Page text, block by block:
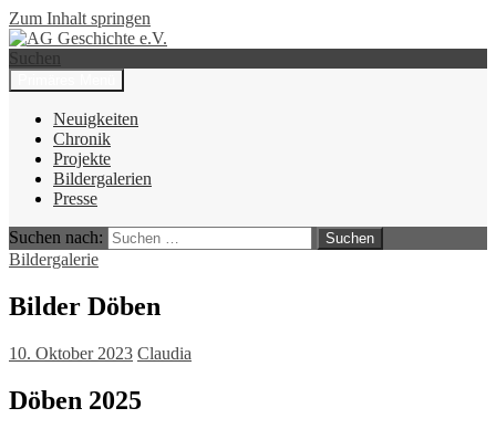
Zum Inhalt springen
AG Geschichte e.V.
Suchen
Neuigkeiten
Chronik
Projekte
Bildergalerien
Presse
Suchen nach:
Bildergalerie
Bilder Döben
10. Oktober 2023 Claudia
Döben 2025